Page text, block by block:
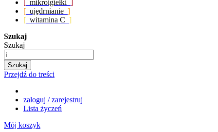
[ mikroigiełki ]
[ ujędrnianie ]
[ witamina C ]
Szukaj
Szukaj
Szukaj
Przejdź do treści
zaloguj / zarejestruj
Lista życzeń
Mój koszyk